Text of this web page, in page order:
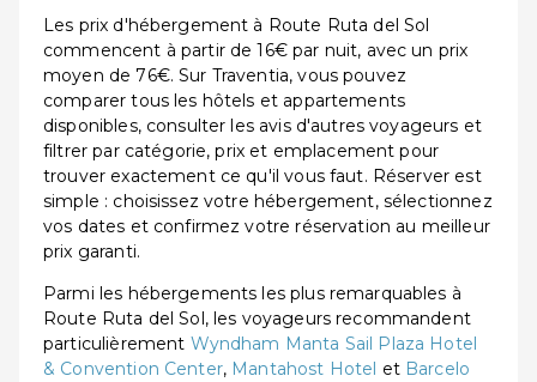
Les prix d'hébergement à Route Ruta del Sol
commencent à partir de 16€ par nuit, avec un prix
moyen de 76€. Sur Traventia, vous pouvez
comparer tous les hôtels et appartements
disponibles, consulter les avis d'autres voyageurs et
filtrer par catégorie, prix et emplacement pour
trouver exactement ce qu'il vous faut. Réserver est
simple : choisissez votre hébergement, sélectionnez
vos dates et confirmez votre réservation au meilleur
prix garanti.
Parmi les hébergements les plus remarquables à
Route Ruta del Sol, les voyageurs recommandent
particulièrement Wyndham Manta Sail Plaza Hotel
& Convention Center, Mantahost Hotel et Barcelo